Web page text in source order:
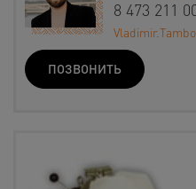
8 473 211
ПОЗВОНИТЬ